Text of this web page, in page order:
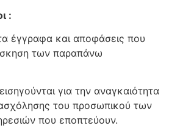
:
έγγραφα και αποφάσεις που
των παραπάνω
για την αναγκαιότητα
του προσωπικού των
που εποπτεύουν.